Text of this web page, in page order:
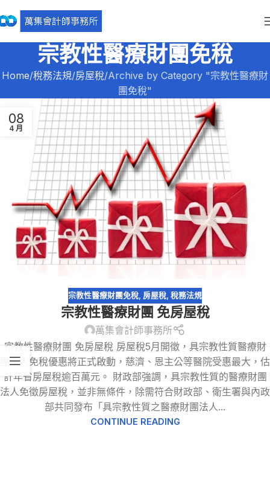
宗教性醫療財團免稅
Home 稅務法規 房屋稅 Archive by Category "宗教性醫療財
團免稅"
08
4 月
宗教性醫療財團免稅, 房屋稅, 稅務法規
宗教性醫療財團 免房屋稅
萬集會計師事務所
宗教性醫療財團 免房屋稅 房屋稅5月開徵，具宗教性質醫療財
團法人免稅優惠將正式啟動，慈濟、恩主公等醫院受惠最大，估
計年省房屋稅逾百萬元。 財政部強調，具宗教性質的醫療財團
法人免徵房屋稅，並非無條件，除需符合財政部、衛生署與內政
部共同發布「具宗教性質之醫療財團法人...
CONTINUE READING